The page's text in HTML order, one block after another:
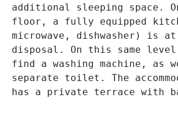
additional sleeping space.
floor, a fully equipped
microwave, dishwasher) is
disposal. On this same
find a washing machine, as
separate toilet. The
has a private terrace with